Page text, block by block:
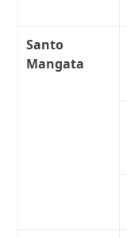
Santo
Mangata